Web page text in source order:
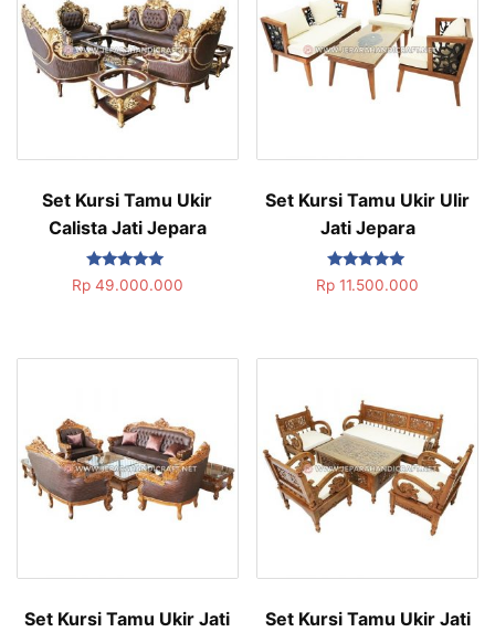
Set Kursi Tamu Ukir
Calista Jati Jepara
Dinilai
5.00
Rp49.000.000
Set Kursi Tamu Ukir Ulir
Jati Jepara
Dinilai
5.00
Rp 11.500.000
Set Kursi Tamu Ukir Jati
Set Kursi Tamu Ukir Jati